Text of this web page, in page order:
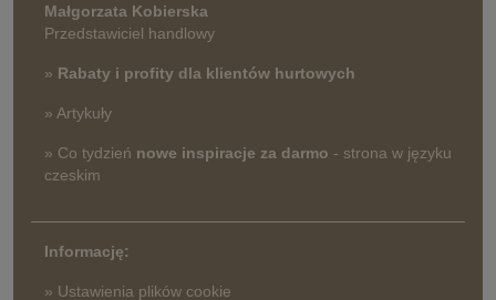
Małgorzata Kobierska
Przedstawiciel handlowy
» Rabaty i profity dla klientów hurtowych
» Artykuły
» Co tydzień nowe inspiracje za darmo - strona w języku
czeskim
Informację:
» Ustawienia plików cookie